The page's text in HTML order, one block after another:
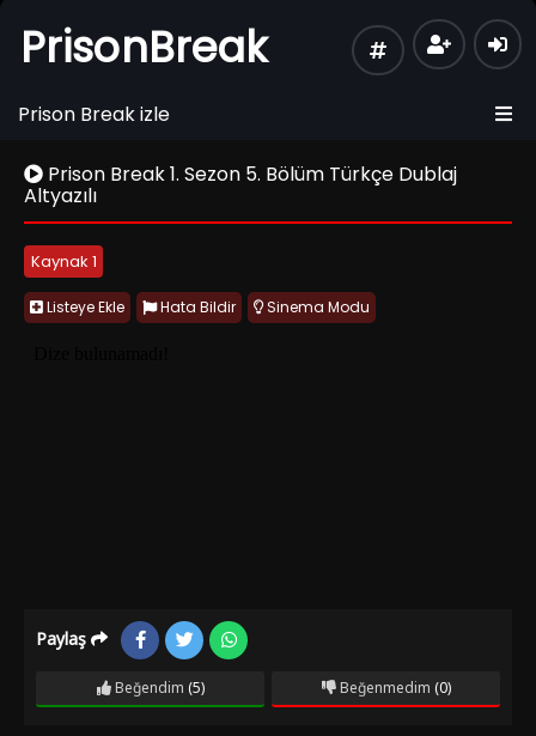
PrisonBreak
Prison Break izle
Prison Break 1. Sezon 5. Bölüm Türkçe Dublaj
Altyazılı
Kaynak 1
Listeye Ekle Hata Bildir Sinema Modu
Paylaş
Beğendim (5) Beğenmedim (0)